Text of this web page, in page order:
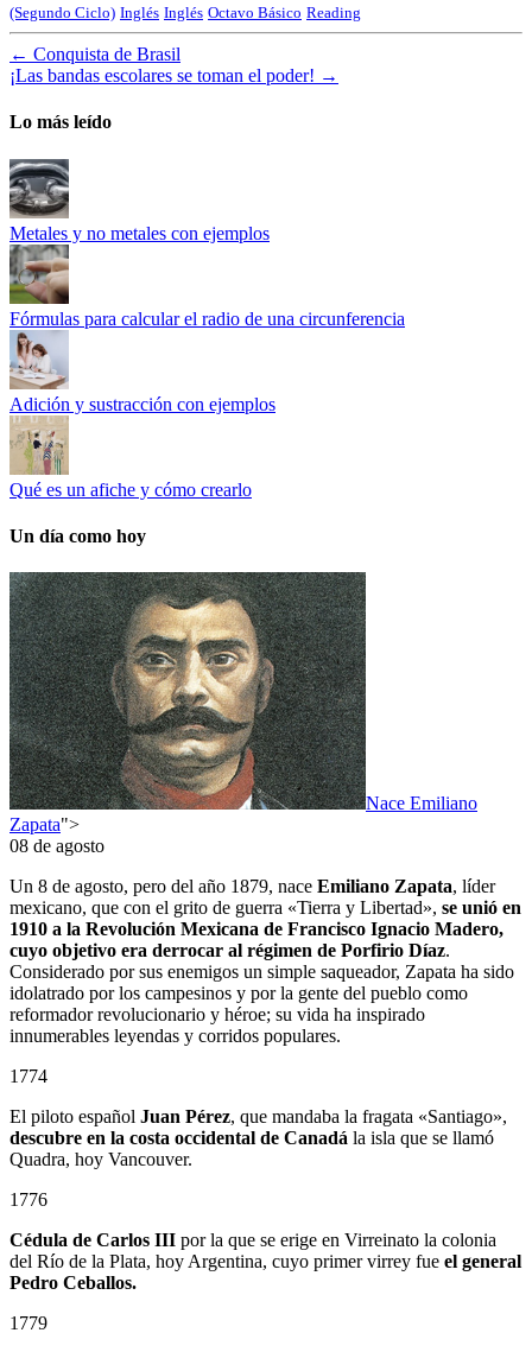
(Segundo Ciclo) Inglés Inglés Octavo Básico Reading
← Conquista de Brasil
¡Las bandas escolares se toman el poder! →
Lo más leído
Metales y no metales con ejemplos
Fórmulas para calcular el radio de una circunferencia
Adición y sustracción con ejemplos
Qué es un afiche y cómo crearlo
Un día como hoy
Nace Emiliano
Zapata">
08 de agosto
Un 8 de agosto, pero del año 1879, nace Emiliano Zapata, líder
mexicano, que con el grito de guerra «Tierra y Libertad», se unió en
1910 a la Revolución Mexicana de Francisco Ignacio Madero,
cuyo objetivo era derrocar al régimen de Porfirio Díaz.
Considerado por sus enemigos un simple saqueador, Zapata ha sido
idolatrado por los campesinos y por la gente del pueblo como
reformador revolucionario y héroe; su vida ha inspirado
innumerables leyendas y corridos populares.
1774
El piloto español Juan Pérez, que mandaba la fragata «Santiago»,
descubre en la costa occidental de Canadá la isla que se llamó
Quadra, hoy Vancouver.
1776
Cédula de Carlos III por la que se erige en Virreinato la colonia
del Río de la Plata, hoy Argentina, cuyo primer virrey fue el general
Pedro Ceballos.
1779